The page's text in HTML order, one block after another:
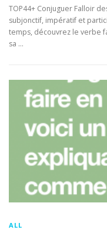
TOP44+ Conjuguer Falloir
subjonctif, impératif et
temps, découvrez le verbe
sa …
ALL